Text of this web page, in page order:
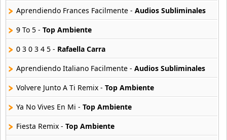
Aprendiendo Frances Facilmente - Audios Subliminales
9 To 5 - Top Ambiente
0 3 0 3 4 5 - Rafaella Carra
Aprendiendo Italiano Facilmente - Audios Subliminales
Volvere Junto A Ti Remix - Top Ambiente
Ya No Vives En Mi - Top Ambiente
Fiesta Remix - Top Ambiente